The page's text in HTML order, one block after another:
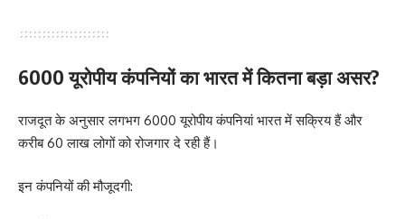
6000 यूरोपीय कंपनियों का भारत में कितना बड़ा असर?
राजदूत के अनुसार लगभग 6000 यूरोपीय कंपनियां भारत में सक्रिय हैं और
करीब 60 लाख लोगों को रोजगार दे रही हैं।
इन कंपनियों की मौजूदगी: